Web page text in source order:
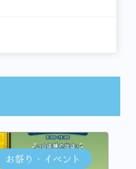
お祭り・イベント